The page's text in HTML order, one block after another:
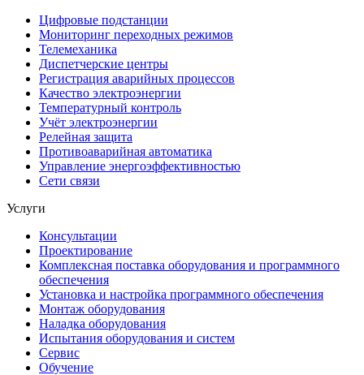
Цифровые подстанции
Мониторинг переходных режимов
Телемеханика
Диспетчерские центры
Регистрация аварийных процессов
Качество электроэнергии
Температурный контроль
Учёт электроэнергии
Релейная защита
Противоаварийная автоматика
Управление энергоэффективностью
Сети связи
Услуги
Консультации
Проектирование
Комплексная поставка оборудования и программного
обеспечения
Установка и настройка программного обеспечения
Монтаж оборудования
Наладка оборудования
Испытания оборудования и систем
Сервис
Обучение